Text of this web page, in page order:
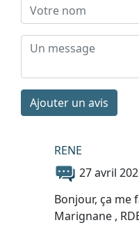
Ajouter un avis
RENE
27 avril
Bonjour, ça me
Marignane ,